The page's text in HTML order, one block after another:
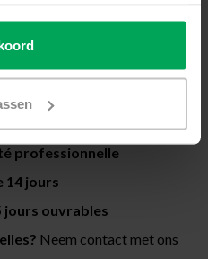
professionnelle
14 jours
jours ouvrables
Neem contact met ons